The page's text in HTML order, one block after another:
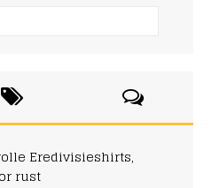
Eredivisieshirts,
rust